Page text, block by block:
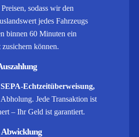
sodass wir den
jedes Fahrzeugs
binnen 60 Minuten ein
zusichern können.
SEPA-Echtzeitüberweisung,
Jede Transaktion ist
– Ihr Geld ist garantiert.
Abwicklung